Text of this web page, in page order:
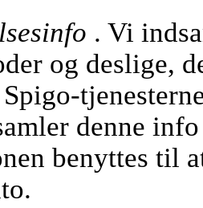
. Vi
og deslige,
denne
benyttes til